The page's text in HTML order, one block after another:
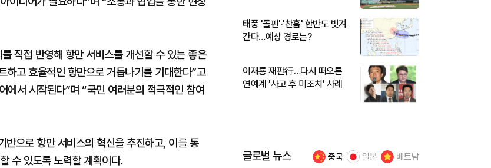
직접 반영해 항만 서비스를 개선할 수 있는 좋은
하고 효율적인 항만으로 거듭나기를 기대한다”고
에서 시작된다”며 “국민 여러분의 적극적인 참여
으로 항만 서비스의 혁신을 추진하고, 이를 통
수 있도록 노력할 계획이다.
태풍 '돌핀'·'찬홈' 한반도 빗겨
간다…예상 경로는?
이재룡 재판行…다시 떠오른
연예계 '사고 후 미조치' 사례
글로벌 뉴스 중국 일본 베트남